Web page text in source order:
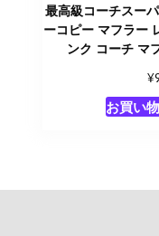
最高級コーチスー
ーコピー マフラー
ンク コーチ マ
¥
お買い